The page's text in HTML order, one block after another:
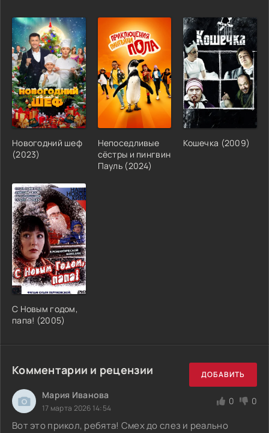
Новогодний шеф
(2023)
Непоседливые
сёстры и пингвин
Пауль (2024)
Кошечка (2009)
С Новым годом,
папа! (2005)
Комментарии и рецензии ДОБАВИТЬ
Мария Иванова
17 марта 2026 14:54
0 0
Вот это прикол, ребята! Смех до слез и реально